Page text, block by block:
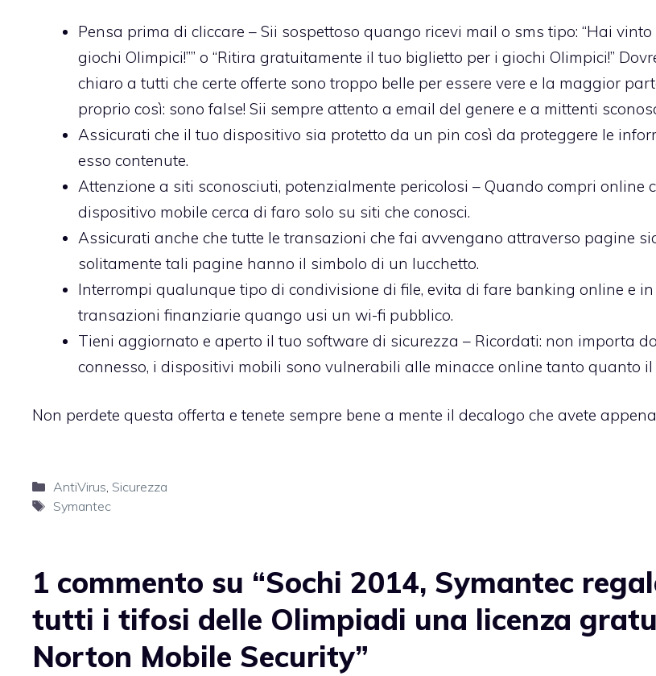
Pensa prima di cliccare – Sii sospettoso quango ricevi mail o sms tipo: “Hai
giochi Olimpici!”” o “Ritira gratuitamente il tuo biglietto per i giochi Olimpici!”
chiaro a tutti che certe offerte sono troppo belle per essere vere e la maggior
proprio così: sono false! Sii sempre attento a email del genere e a mittenti
Assicurati che il tuo dispositivo sia protetto da un pin così da proteggere le
esso contenute.
Attenzione a siti sconosciuti, potenzialmente pericolosi – Quando compri online
dispositivo mobile cerca di faro solo su siti che conosci.
Assicurati anche che tutte le transazioni che fai avvengano attraverso pagine
solitamente tali pagine hanno il simbolo di un lucchetto.
Interrompi qualunque tipo di condivisione di file, evita di fare banking online e
transazioni finanziarie quango usi un wi-fi pubblico.
Tieni aggiornato e aperto il tuo software di sicurezza – Ricordati: non importa
connesso, i dispositivi mobili sono vulnerabili alle minacce online tanto quanto il
Non perdete questa offerta e tenete sempre bene a mente il decalogo che avete
Categorie
AntiVirus, Sicurezza
Tag
Symantec
1 commento su “Sochi 2014, Symantec
tutti i tifosi delle Olimpiadi una licenza
Norton Mobile Security”